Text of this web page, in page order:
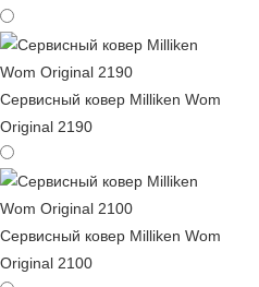
Сервисный ковер Milliken Wom
Original 2190
Сервисный ковер Milliken Wom
Original 2100